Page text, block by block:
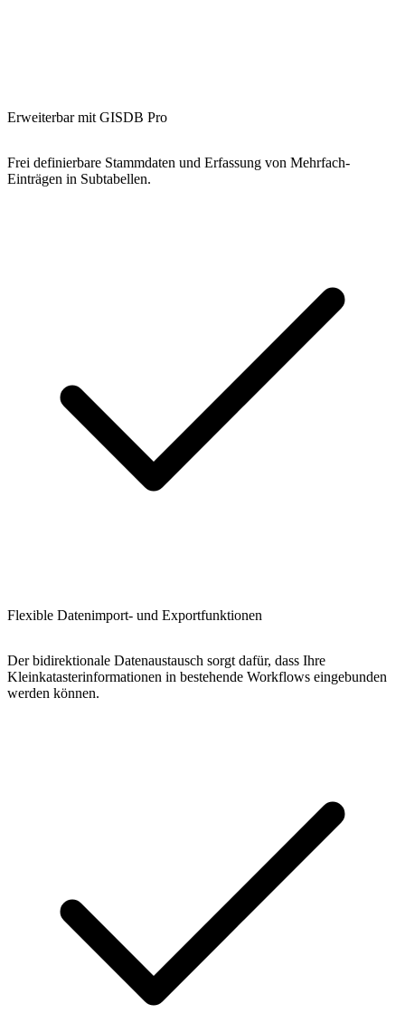
Erweiterbar mit GISDB Pro
Frei definierbare Stammdaten und Erfassung von Mehrfach-
Einträgen in Subtabellen.
Flexible Datenimport- und Exportfunktionen
Der bidirektionale Datenaustausch sorgt dafür, dass Ihre
Kleinkatasterinformationen in bestehende Workflows eingebunden
werden können.